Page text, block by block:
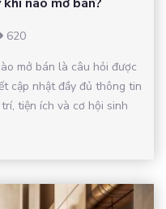
620
mở bán là câu hỏi được
cập nhật đầy đủ thông tin
tiện ích và cơ hội sinh